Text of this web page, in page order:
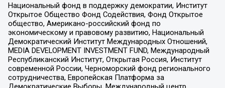
Национальный фонд в поддержку демократии, Институт
Открытое Общество Фонд Содействия, Фонд Открытое
общество, Американо-российский фонд по
экономическому и правовому развитию, Национальный
Демократический Институт Международных Отношений,
MEDIA DEVELOPMENT INVESTMENT FUND, Международный
Республиканский Институт, Открытая Россия, Институт
современной России, Черноморский фонд регионального
сотрудничества, Европейская Платформа за